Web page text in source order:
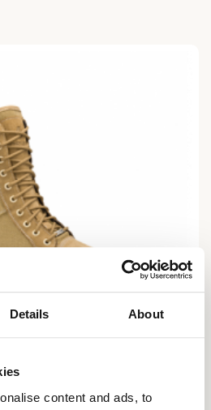
Details About
content and ads, to